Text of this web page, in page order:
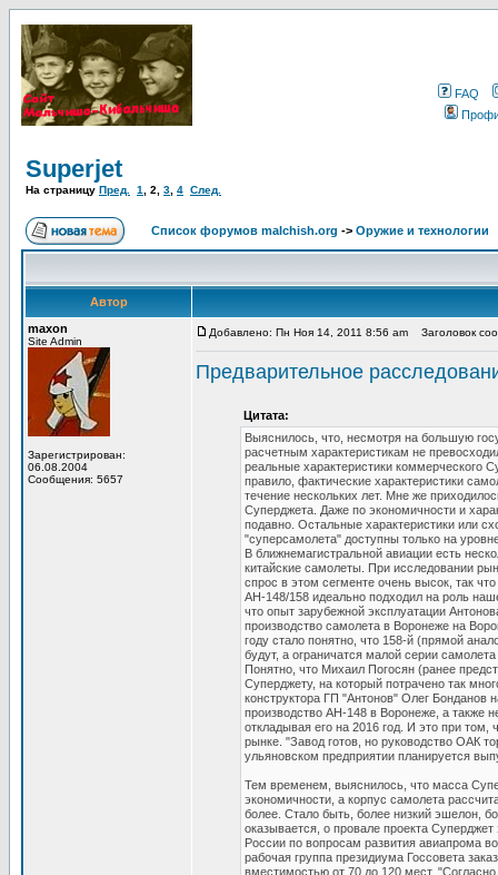
FAQ
Superjet
На страницу Пред. 1 2 3 4 След.
Список форумов malchish.org -> Оружие и технологии
Автор
maxon
Site Admin
Зарегистрирован:
06.08.2004
Сообщения: 5657
Добавлено: Пн Ноя 14, 2011 8:56 am Заголовок
Предварительное
Цитата:
Выяснилось, что, несмотря на большую
расчетным характеристикам не
реальные характеристики коммерческого
правило, фактические характеристики
течение нескольких лет. Мне же
Суперджета. Даже по экономичности и
подавно. Остальные характеристики или
"суперсамолета" доступны только на
В ближнемагистральной авиации есть
китайские самолеты. При исследовании
спрос в этом сегменте очень высок, так
АН-148/158 идеально подходил на роль
что опыт зарубежной эксплуатации
производство самолета в Воронеже на
году стало понятно, что 158-й (прямой
будут, а ограничатся малой серии
Понятно, что Михаил Погосян (ранее
Суперджету, на который потрачено так
конструктора ГП "Антонов" Олег
производство АН-148 в Воронеже, а также
откладывая его на 2016 год. И это при
рынке. "Завод готов, но руководство ОАК
ульяновском предприятии планируется
Тем временем, выяснилось, что масса
экономичности, а корпус самолета
более. Стало быть, более низкий эшелон,
оказывается, о провале проекта
России по вопросам развития авиапрома
рабочая группа президиума Госсовета
вместимостью от 70 до 120 мест.